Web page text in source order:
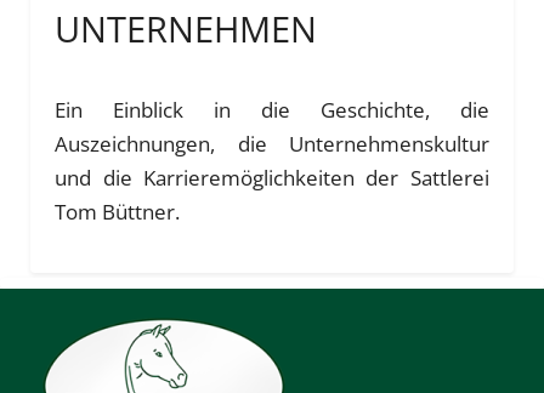
UNTERNEHMEN
Ein Einblick in die Geschichte, die
Auszeichnungen, die Unternehmenskultur
und die Karrieremöglichkeiten der Sattlerei
Tom Büttner.